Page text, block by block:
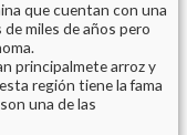
que cuentan con una
miles de años pero
principalmete arroz y
región tiene la fama
una de las